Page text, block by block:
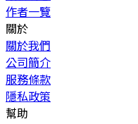
作者一覽
關於
關於我們
公司簡介
服務條款
隱私政策
幫助